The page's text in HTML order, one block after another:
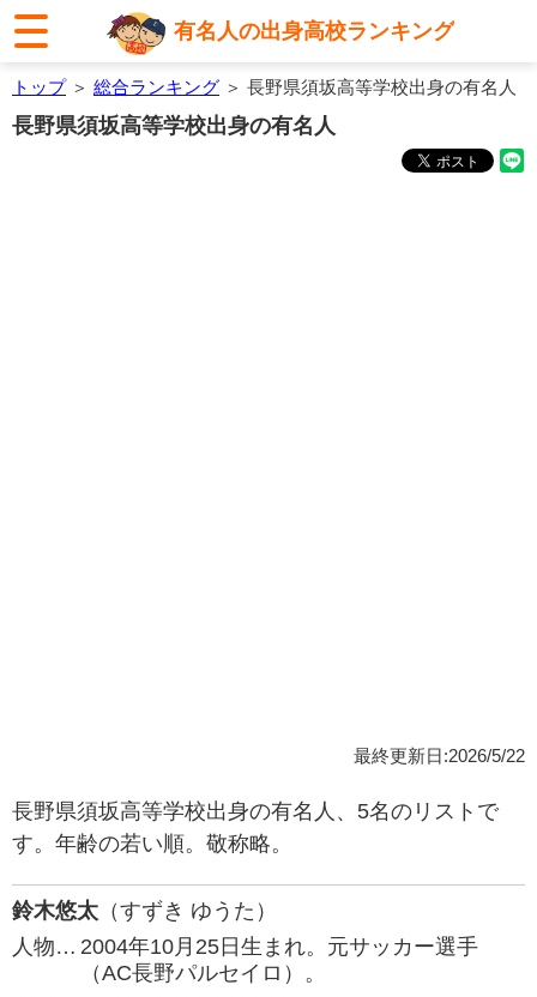
有名人の出身高校ランキング
トップ＞ 総合ランキング ＞ 長野県須坂高等学校出身の有名人
長野県須坂高等学校出身の有名人
最終更新日:2026/5/22
長野県須坂高等学校出身の有名人、5名のリストで
す。年齢の若い順。敬称略。
鈴木悠太 （すずき ゆうた）
人物… 2004年10月25日生まれ。元サッカー選手
（AC長野パルセイロ）。